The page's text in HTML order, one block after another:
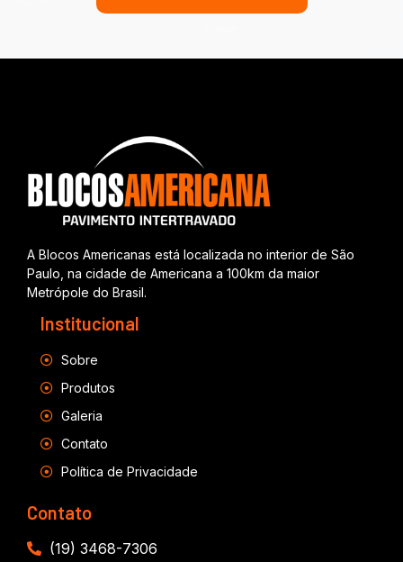
A Blocos Americanas está localizada no interior de São
Paulo, na cidade de Americana a 100km da maior
Metrópole do Brasil.
Institucional
Sobre
Produtos
Galeria
Contato
Política de Privacidade
Contato
(19) 3468-7306